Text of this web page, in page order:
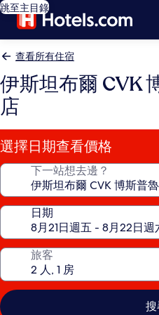
跳至主目錄
查看所有住宿
伊斯坦布爾 CVK
店
選擇日期查看價格
下一站想去邊？
日期
旅客